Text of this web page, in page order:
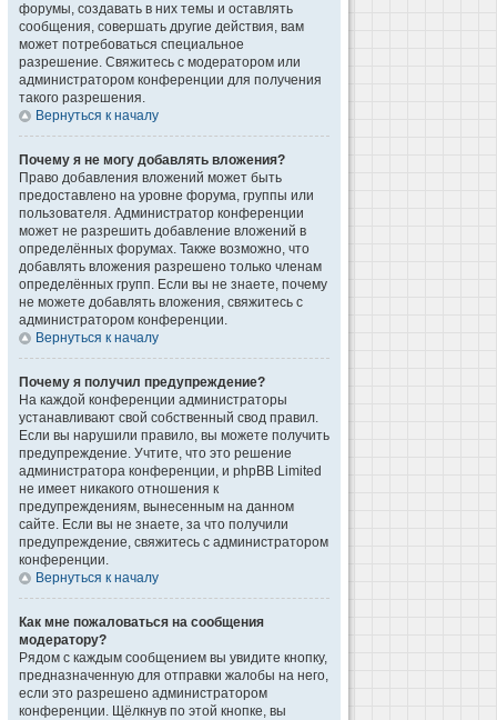
форумы, создавать в них темы и оставлять
сообщения, совершать другие действия, вам
может потребоваться специальное
разрешение. Свяжитесь с модератором или
администратором конференции для получения
такого разрешения.
Вернуться к началу
Почему я не могу добавлять вложения?
Право добавления вложений может быть
предоставлено на уровне форума, группы или
пользователя. Администратор конференции
может не разрешить добавление вложений в
определённых форумах. Также возможно, что
добавлять вложения разрешено только членам
определённых групп. Если вы не знаете, почему
не можете добавлять вложения, свяжитесь с
администратором конференции.
Вернуться к началу
Почему я получил предупреждение?
На каждой конференции администраторы
устанавливают свой собственный свод правил.
Если вы нарушили правило, вы можете получить
предупреждение. Учтите, что это решение
администратора конференции, и phpBB Limited
не имеет никакого отношения к
предупреждениям, вынесенным на данном
сайте. Если вы не знаете, за что получили
предупреждение, свяжитесь с администратором
конференции.
Вернуться к началу
Как мне пожаловаться на сообщения
модератору?
Рядом с каждым сообщением вы увидите кнопку,
предназначенную для отправки жалобы на него,
если это разрешено администратором
конференции. Щёлкнув по этой кнопке, вы